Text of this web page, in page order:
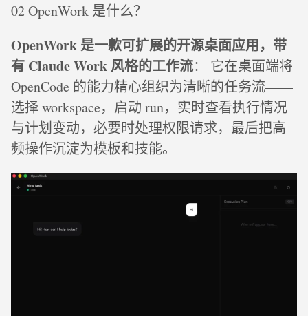
02 OpenWork 是什么？
OpenWork 是一款可扩展的开源桌面应用，带
有 Claude Work 风格的工作流： 它在桌面端将
OpenCode 的能力精心组织为清晰的任务流——
选择 workspace，启动 run，实时查看执行情况
与计划变动，必要时处理权限请求，最后把高
频操作沉淀为模板和技能。